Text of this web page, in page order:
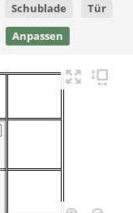
Schublade Tür
Anpassen